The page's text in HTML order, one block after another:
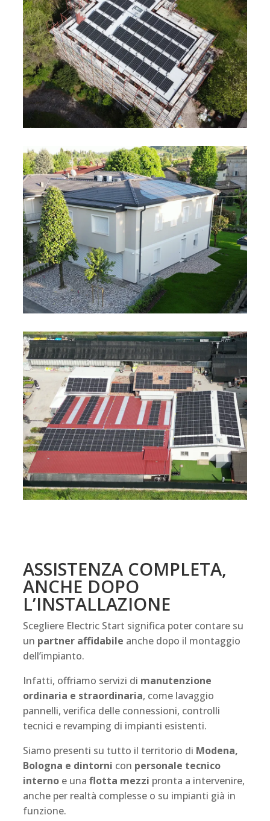
ASSISTENZA COMPLETA,
ANCHE DOPO
L’INSTALLAZIONE
Scegliere Electric Start significa poter contare su
un partner affidabile anche dopo il montaggio
dell’impianto.
Infatti, offriamo servizi di manutenzione
ordinaria e straordinaria, come lavaggio
pannelli, verifica delle connessioni, controlli
tecnici e revamping di impianti esistenti.
Siamo presenti su tutto il territorio di Modena,
Bologna e dintorni con personale tecnico
interno e unaflotta mezzi pronta a intervenire,
anche per realtà complesse o su impianti già in
funzione.